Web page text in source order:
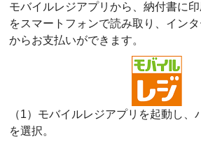
モバイルレジアプリから、納付書に
をスマートフォンで読み取り、イン
からお支払いができます。
（1）モバイルレジアプリを起動し
を選択。